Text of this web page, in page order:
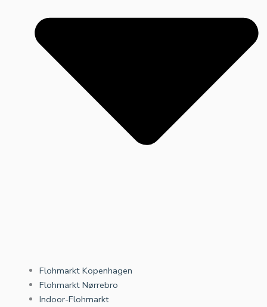
Flohmarkt Kopenhagen
Flohmarkt Nørrebro
Indoor-Flohmarkt